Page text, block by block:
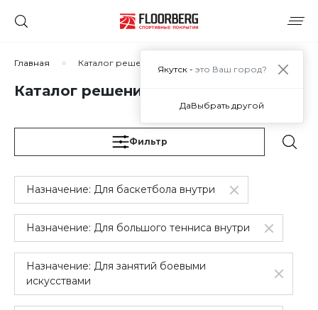
Главная Каталог решений
Каталог решений
Фильтр
Сбросить Применить
Назначение: Для баскетбола внутри
Назначение: Для большого тенниса внутри
Назначение: Для занятий боевыми
искусствами
Якутск - это Ваш город?
ДаВыбрать другой